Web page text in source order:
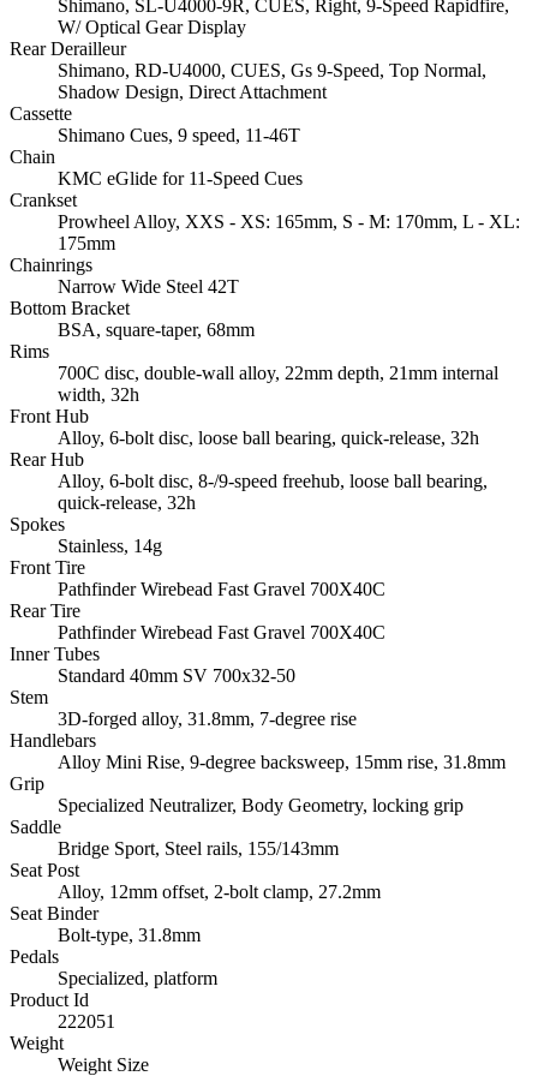
Shimano, SL-U4000-9R, CUES, Right, 9-Speed Rapidfire,
W/ Optical Gear Display
Rear Derailleur
Shimano, RD-U4000, CUES, Gs 9-Speed, Top Normal,
Shadow Design, Direct Attachment
Cassette
Shimano Cues, 9 speed, 11-46T
Chain
KMC eGlide for 11-Speed Cues
Crankset
Prowheel Alloy, XXS - XS: 165mm, S - M: 170mm, L - XL:
175mm
Chainrings
Narrow Wide Steel 42T
Bottom Bracket
BSA, square-taper, 68mm
Rims
700C disc, double-wall alloy, 22mm depth, 21mm internal
width, 32h
Front Hub
Alloy, 6-bolt disc, loose ball bearing, quick-release, 32h
Rear Hub
Alloy, 6-bolt disc, 8-/9-speed freehub, loose ball bearing,
quick-release, 32h
Spokes
Stainless, 14g
Front Tire
Pathfinder Wirebead Fast Gravel 700X40C
Rear Tire
Pathfinder Wirebead Fast Gravel 700X40C
Inner Tubes
Standard 40mm SV 700x32-50
Stem
3D-forged alloy, 31.8mm, 7-degree rise
Handlebars
Alloy Mini Rise, 9-degree backsweep, 15mm rise, 31.8mm
Grip
Specialized Neutralizer, Body Geometry, locking grip
Saddle
Bridge Sport, Steel rails, 155/143mm
Seat Post
Alloy, 12mm offset, 2-bolt clamp, 27.2mm
Seat Binder
Bolt-type, 31.8mm
Pedals
Specialized, platform
Product Id
222051
Weight
Weight Size